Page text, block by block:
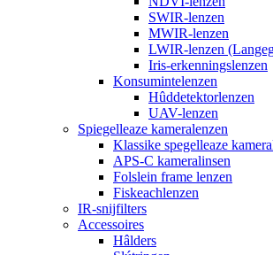
SWIR-lenzen
MWIR-lenzen
LWIR-lenzen
Iris-erkenningslenzen
Konsumintelenzen
Hûddetektorlenzen
UAV-lenzen
Spiegelleaze kameralenzen
Klassike spegelleaze
APS-C kameralinsen
Folslein frame lenzen
Fiskeachlenzen
IR-snijfilters
Accessoires
Hâlders